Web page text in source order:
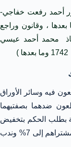
أحمد رفعت خفاجي-
– السنة 37- العدد 10- ص 1293 وما بعدها ، وقانون وراجع
محمد أحمد عيسي
فيه وسائر الأوراق
ضدهما بصفتيهما
الابتدائية بطلب الحكم بتخفيض
سعر الفائدة على باقي ثمن الوحدات السكنية مشتراهم إلى 7% وندب